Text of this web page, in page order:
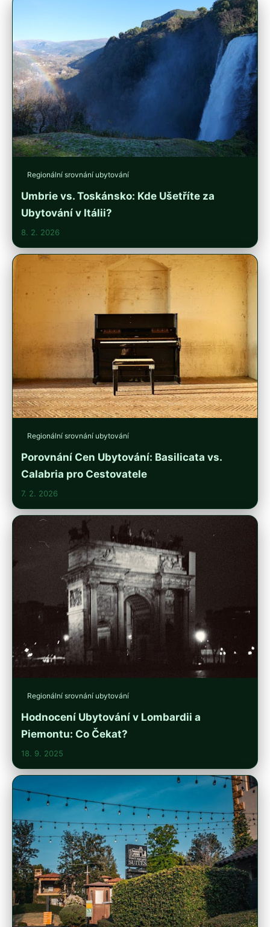
Regionální srovnání ubytování
Umbrie vs. Toskánsko: Kde Ušetříte za
Ubytování v Itálii?
8. 2. 2026
Regionální srovnání ubytování
Porovnání Cen Ubytování: Basilicata vs.
Calabria pro Cestovatele
7. 2. 2026
Regionální srovnání ubytování
Hodnocení Ubytování v Lombardii a
Piemontu: Co Čekat?
18. 9. 2025